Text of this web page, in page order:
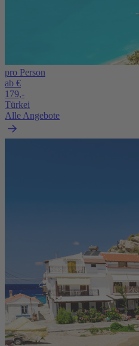
pro Person
ab €
179,-
Türkei
Alle Angebote